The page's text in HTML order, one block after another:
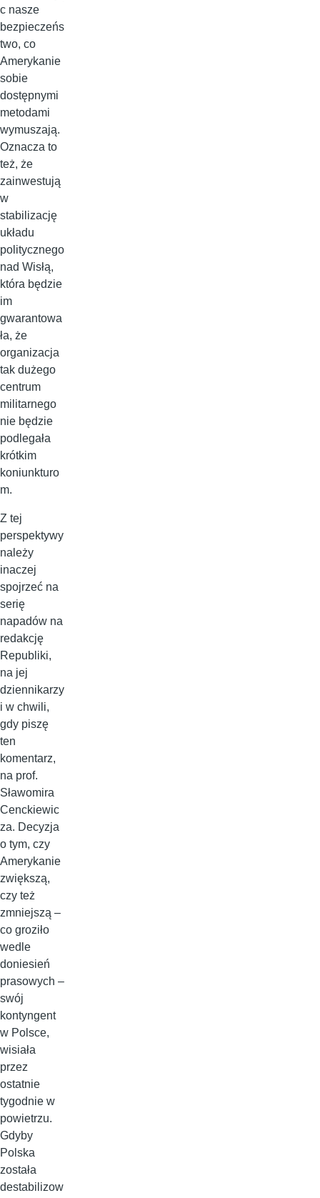
c nasze
bezpieczeńs
two, co
Amerykanie
sobie
dostępnymi
metodami
wymuszają.
Oznacza to
też, że
zainwestują
w
stabilizację
układu
politycznego
nad Wisłą,
która będzie
im
gwarantowa
ła, że
organizacja
tak dużego
centrum
militarnego
nie będzie
podlegała
krótkim
koniunkturo
m.
Z tej
perspektywy
należy
inaczej
spojrzeć na
serię
napadów na
redakcję
Republiki,
na jej
dziennikarzy
i w chwili,
gdy piszę
ten
komentarz,
na prof.
Sławomira
Cenckiewic
za. Decyzja
o tym, czy
Amerykanie
zwiększą,
czy też
zmniejszą –
co groziło
wedle
doniesień
prasowych –
swój
kontyngent
w Polsce,
wisiała
przez
ostatnie
tygodnie w
powietrzu.
Gdyby
Polska
została
destabilizow